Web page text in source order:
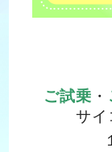
ご試乗 ・
サイ